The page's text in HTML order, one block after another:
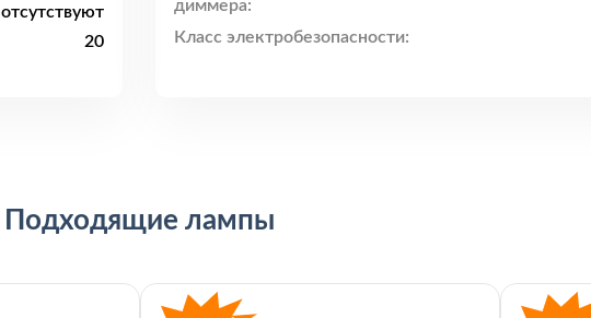
отсутствуют
20
диммера:
Класс электробезопасности:
Подходящие лампы